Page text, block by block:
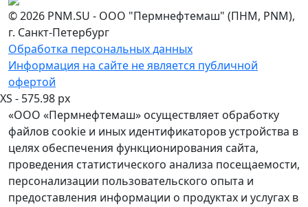
© 2026 PNM.SU - ООО "Пермнефтемаш" (ПНМ, PNM),
г. Санкт-Петербург
Обработка персональных данных
Информация на сайте не является публичной
офертой
XS - 575.98 px
«ООО «Пермнефтемаш» осуществляет обработку
файлов cookie и иных идентификаторов устройства в
целях обеспечения функционирования сайта,
проведения статистического анализа посещаемости,
персонализации пользовательского опыта и
предоставления информации о продуктах и услугах в